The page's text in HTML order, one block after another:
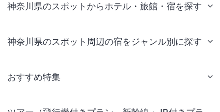
神奈川県のスポットからホテル・旅館・宿を探す
神奈川県のスポット周辺の宿をジャンル別に探す
おすすめ特集